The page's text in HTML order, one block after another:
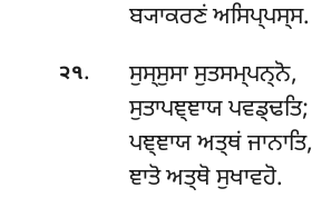
ਬ੍ਯਾਕਰਣਂ ਅਸਿਪ੍ਪਸ੍ਸ.
੨੧.
ਸੁਸ੍ਸੁਸਾ ਸੁਤਸਮ੍ਪਨ੍ਨੋ,
ਸੁਤਾਪਞ੍ਞਾਯ ਪਵਡ੍ਢਤਿ;
ਪਞ੍ਞਾਯ ਅਤ੍ਥਂ ਜਾਨਾਤਿ,
ਞਾਤੋ ਅਤ੍ਥੋ ਸੁਖਾਵਹੋ.